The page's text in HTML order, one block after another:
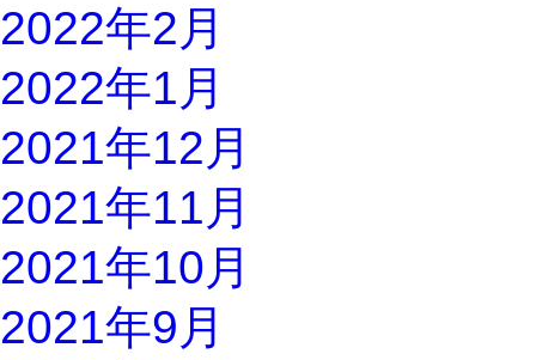
2022年2月
2022年1月
2021年12月
2021年11月
2021年10月
2021年9月